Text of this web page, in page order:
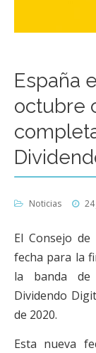
España
octubre
Noticias
El Consejo
fecha para la
la banda de
Dividendo
de 2020.
Esta nueva